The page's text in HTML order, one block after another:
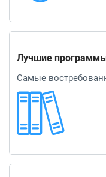
Лучшие
Самые